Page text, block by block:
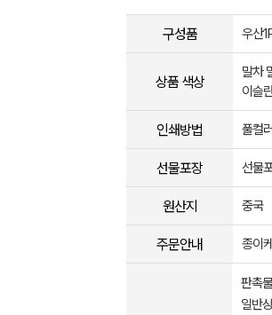
구성품 우산
상품 색상
말차
이슬
인쇄방법 풀컬
선물포장 선물
원산지 중국
주문안내 종이
판촉
일반